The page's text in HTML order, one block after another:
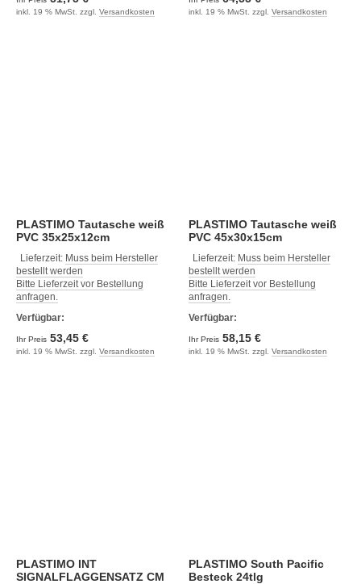
inkl. 19 % MwSt. zzgl. Versandkosten inkl. 19 % MwSt. zzgl. Versandkosten
PLASTIMO Tautasche weiß
PVC 35x25x12cm
Lieferzeit: Muss beim Hersteller
bestellt werden
Bitte Lieferzeit vor Bestellung
anfragen.
Verfügbar:
Ihr Preis 53,45 €
inkl. 19 % MwSt. zzgl. Versandkosten
PLASTIMO Tautasche weiß
PVC 45x30x15cm
Lieferzeit: Muss beim Hersteller
bestellt werden
Bitte Lieferzeit vor Bestellung
anfragen.
Verfügbar:
Ihr Preis 58,15 €
inkl. 19 % MwSt. zzgl. Versandkosten
PLASTIMO INT
SIGNALFLAGGENSATZ CM
PLASTIMO South Pacific
Besteck 24tlg